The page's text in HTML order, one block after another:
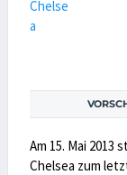
Am 15. Mai 2013
Chelsea zum